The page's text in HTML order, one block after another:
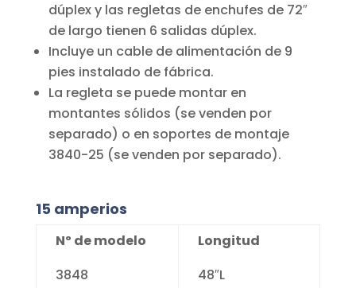
dúplex y las regletas de enchufes de 72″
de largo tienen 6 salidas dúplex.
Incluye un cable de alimentación de 9
pies instalado de fábrica.
La regleta se puede montar en
montantes sólidos (se venden por
separado) o en soportes de montaje
3840-25 (se venden por separado).
15 amperios
Nº de modelo
3848
Longitud
48″L